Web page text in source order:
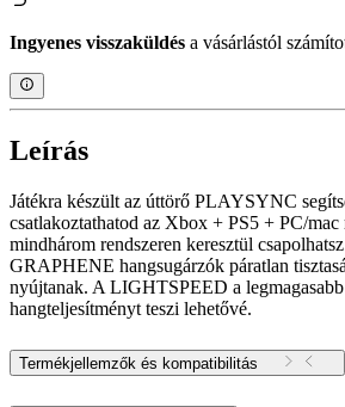
Ingyenes visszaküldés a vásárlástól
Leírás
Játékra készült az úttörő PLAYSYNC
csatlakoztathatod az Xbox + PS5 + PC/mac
mindhárom rendszeren keresztül
GRAPHENE hangsugárzók páratlan
nyújtanak. A LIGHTSPEED a
hangteljesítményt teszi lehetővé.
Termékjellemzők és kompatibilitás